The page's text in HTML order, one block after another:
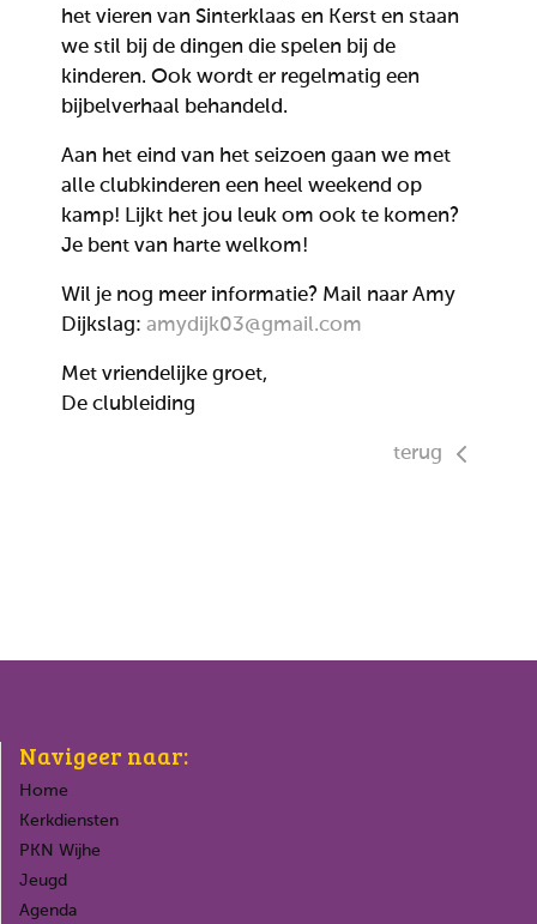
het vieren van Sinterklaas en Kerst en staan
we stil bij de dingen die spelen bij de
kinderen. Ook wordt er regelmatig een
bijbelverhaal behandeld.
Aan het eind van het seizoen gaan we met
alle clubkinderen een heel weekend op
kamp! Lijkt het jou leuk om ook te komen?
Je bent van harte welkom!
Wil je nog meer informatie? Mail naar Amy
Dijkslag: amydijk03@gmail.com
Met vriendelijke groet,
De clubleiding
terug
Navigeer naar:
Home
Kerkdiensten
PKN Wijhe
Jeugd
Agenda